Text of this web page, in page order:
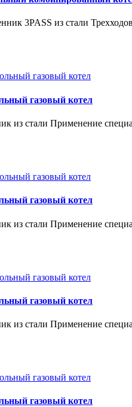
3PASS из стали
газовый котел
из стали Применение
газовый котел
из стали Применение
газовый котел
из стали Применение
газовый котел